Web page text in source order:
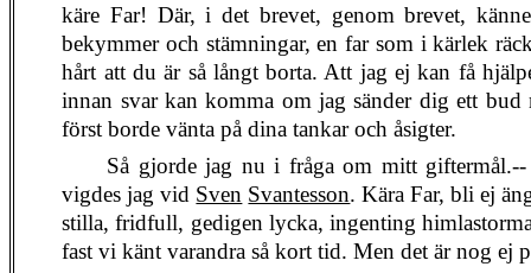
käre Far! Där, i det brevet, genom brevet,
bekymmer och stämningar, en far som i kärlek
hårt att du är så långt borta. Att jag ej kan få
innan svar kan komma om jag sänder dig ett
först borde vänta på dina tankar och åsigter.
Så gjorde jag nu i fråga om mitt
vigdes jag vid Sven Svantesson. Kära Far, bli ej
stilla, fridfull, gedigen lycka, ingenting
fast vi känt varandra så kort tid. Men det är nog ej